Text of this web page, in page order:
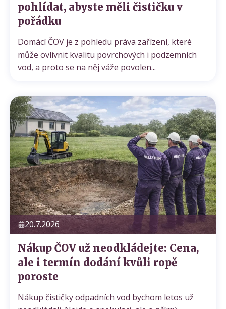
pohlídat, abyste měli čističku v
pořádku
Domácí ČOV je z pohledu práva zařízení, které
může ovlivnit kvalitu povrchových i podzemních
vod, a proto se na něj váže povolen...
20.7.2026
Nákup ČOV už neodkládejte: Cena,
ale i termín dodání kvůli ropě
poroste
Nákup čističky odpadních vod bychom letos už